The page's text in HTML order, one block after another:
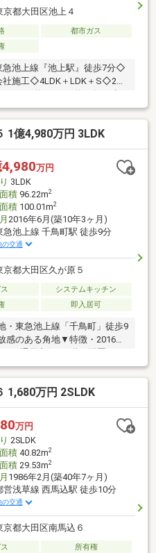
京都大田区池上４
都市ガス
池上線『池上駅』徒歩7分◇
社施工◇4LDK＋LDK＋S◇2世
面積198.2m2（59.95坪）◇
い合わせください
1億4,980万円 3LDK
万円
3LDK
積96.22m2
積100.01m2
2016年6月(築10年3ヶ月)
急池上線 千鳥町駅 徒歩9分
の交通
京都大田区久が原５
システムキッチン
即入居可
・東急池上線「千鳥町」徒歩9
感のある角地▼特徴・2016年
・通風良好・2階に配置され
3.5m・WICなど、全居室に収
用可能・吹抜け仕様の玄関▼
年7月内外装リフォーム済
面化粧台、床 等【外装】外壁
伝いします ━━━━━・・・物
合わせください。
1,680万円 2SLDK
万円
2SLDK
積40.82m2
積29.53m2
1986年2月(築40年7ヶ月)
営浅草線 西馬込駅 徒歩10分
の交通
京都大田区南馬込６
所有権